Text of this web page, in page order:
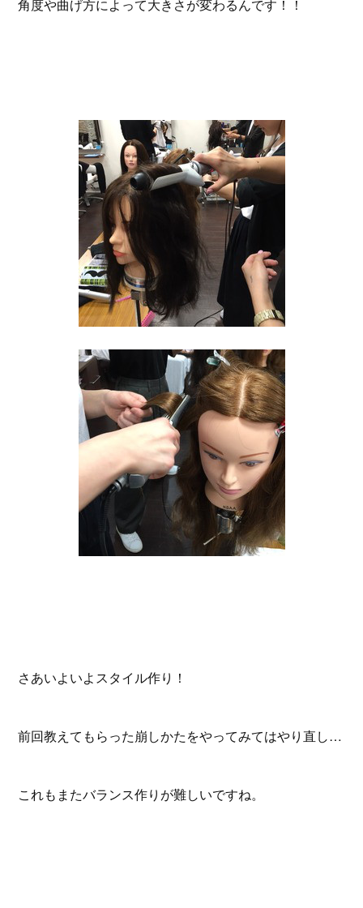
角度や曲げ方によって大きさが変わるんです！！
さあいよいよスタイル作り！
前回教えてもらった崩しかたをやってみてはやり直し…
これもまたバランス作りが難しいですね。